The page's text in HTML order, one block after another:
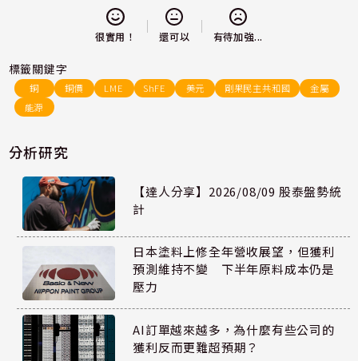
很實用！ 還可以 有待加強...
標籤關鍵字
銅 銅價 LME ShFE 美元 剛果民主共和國
金屬
能源
分析研究
【達人分享】2026/08/09 股泰盤勢統
計
日本塗料上修全年營收展望，但獲利
預測維持不變 下半年原料成本仍是
壓力
AI訂單越來越多，為什麼有些公司的
獲利反而更難超預期？